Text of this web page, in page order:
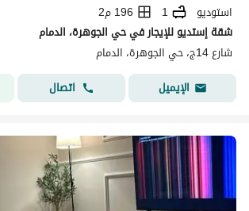
استوديو
1
196 م2
شقة إستديو للإيجار في حي الجوهرة، الدمام
شارع 14ج، حي الجوهرة، الدمام
الإيميل
اتصال